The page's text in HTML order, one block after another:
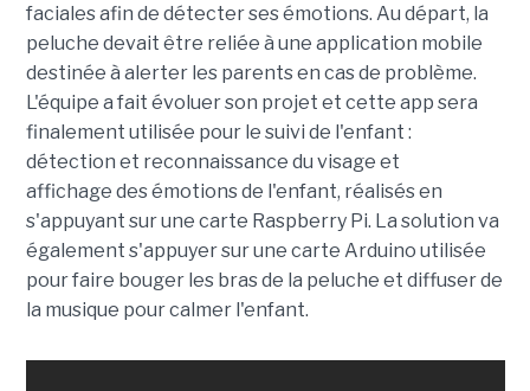
faciales afin de détecter ses émotions. Au départ, la
peluche devait être reliée à une application mobile
destinée à alerter les parents en cas de problème.
L'équipe a fait évoluer son projet et cette app sera
finalement utilisée pour le suivi de l'enfant :
détection et reconnaissance du visage et
affichage des émotions de l'enfant, réalisés en
s'appuyant sur une carte Raspberry Pi. La solution va
également s'appuyer sur une carte Arduino utilisée
pour faire bouger les bras de la peluche et diffuser de
la musique pour calmer l'enfant.